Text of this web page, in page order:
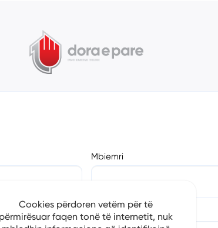
Mbiemri
Numri i Telefonit
Cookies përdoren vetëm për të
përmirësuar faqen tonë të internetit, nuk